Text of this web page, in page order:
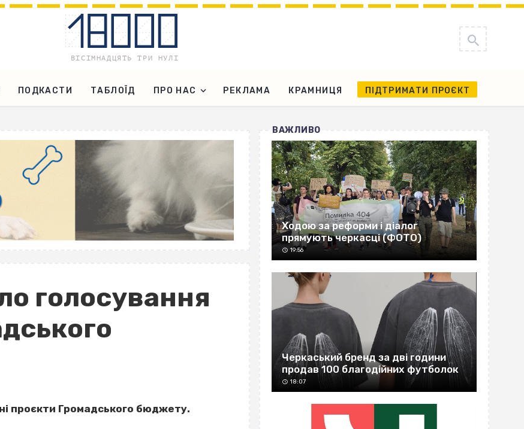
ПОДКАСТИ ТАБЛОЇД ПРО НАС РЕКЛАМА КРАМНИЦЯ ПІДТРИМАТИ ПРОЄКТ
голосування
проєкти Громадського бюджету.
ВАЖЛИВО
Ходою за реформи і діалог
прямують черкасці (ФОТО)
19:56
Черкаський бренд за дві години
продав 100 благодійних футболок
18:07